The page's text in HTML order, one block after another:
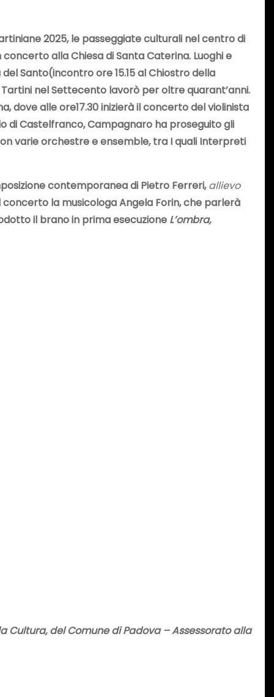
2025, le passeggiate culturali nel centro di
alla Chiesa di Santa Caterina. Luoghi e
Santo(incontro ore 15.15 al Chiostro della
nel Settecento lavorò per oltre quarant’anni.
dove alle ore17.30 inizierà il concerto del violinista
di Castelfranco, Campagnaro ha proseguito gli
varie orchestre e ensemble, tra I quali Interpreti
contemporanea di Pietro Ferreri,allievo
la musicologa Angela Forin, che parlerà
il brano in prima esecuzione L’ombra,
del Comune di Padova – Assessorato alla